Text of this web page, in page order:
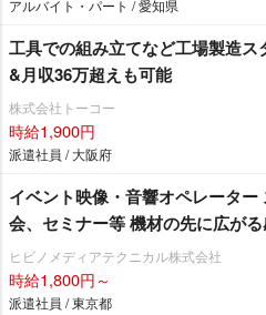
アルバイト・パート / 愛知県
工具での組み立てなど工場製造
&月収36万超えも可能
株式会社トーコー
時給1,900円
派遣社員 / 大阪府
イベント映像・音響オペレータ
会、セミナー等 機材の先に広が
ヒビノメディアテクニカル株式会社
時給1,800円～
派遣社員 / 東京都